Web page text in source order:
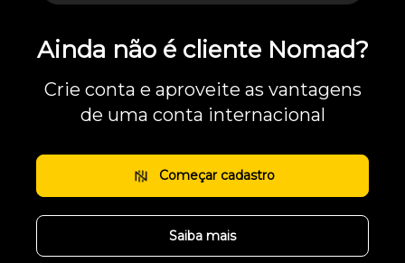
Ainda não é cliente Nomad?
Crie conta e aproveite as vantagens
de uma conta internacional
Começar cadastro
Saiba mais